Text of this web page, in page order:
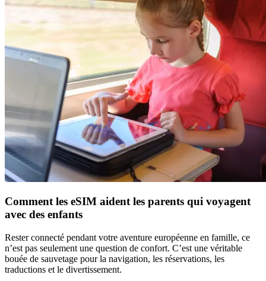
Comment les eSIM aident les parents qui voyagent
avec des enfants
Rester connecté pendant votre aventure européenne en famille, ce
n’est pas seulement une question de confort. C’est une véritable
bouée de sauvetage pour la navigation, les réservations, les
traductions et le divertissement.